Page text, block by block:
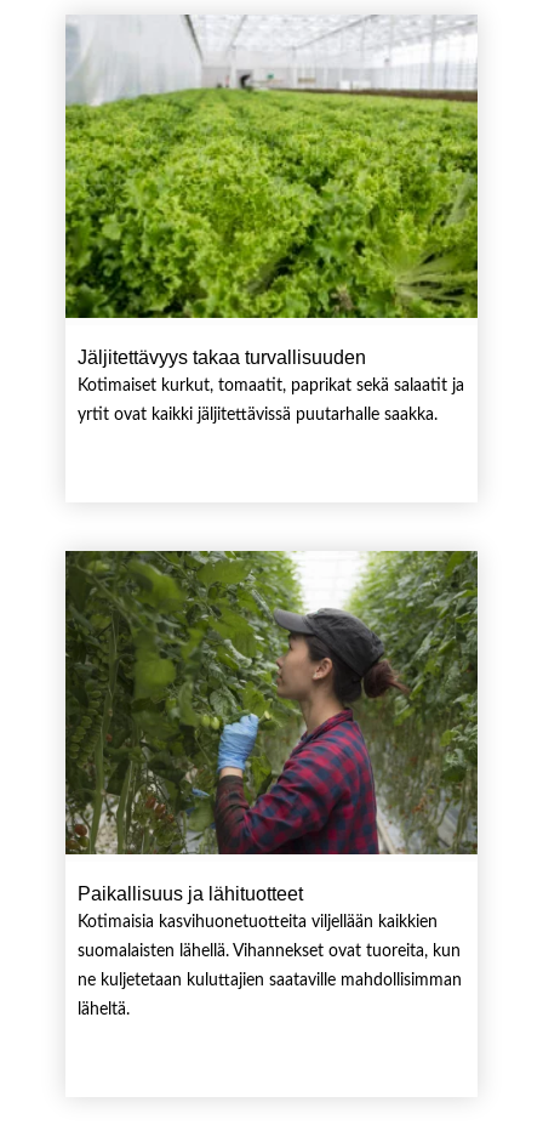
Jäljitettävyys takaa turvallisuuden
Kotimaiset kurkut, tomaatit, paprikat sekä salaatit ja
yrtit ovat kaikki jäljitettävissä puutarhalle saakka.
Paikallisuus ja lähituotteet
Kotimaisia kasvihuonetuotteita viljellään kaikkien
suomalaisten lähellä. Vihannekset ovat tuoreita, kun
ne kuljetetaan kuluttajien saataville mahdollisimman
läheltä.